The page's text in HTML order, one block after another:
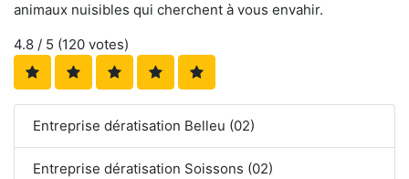
animaux nuisibles qui cherchent à vous envahir.
4.8 / 5 (120 votes)
Entreprise dératisation Belleu (02)
Entreprise dératisation Soissons (02)